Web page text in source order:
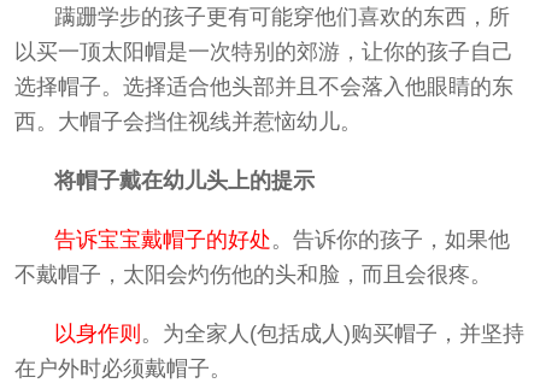
蹒跚学步的孩子更有可能穿他们喜欢的东西，所
以买一顶太阳帽是一次特别的郊游，让你的孩子自己
选择帽子。选择适合他头部并且不会落入他眼睛的东
西。大帽子会挡住视线并惹恼幼儿。
将帽子戴在幼儿头上的提示
告诉宝宝戴帽子的好处。告诉你的孩子，如果他
不戴帽子，太阳会灼伤他的头和脸，而且会很疼。
以身作则 。为全家人(包括成人)购买帽子，并坚持
在户外时必须戴帽子。